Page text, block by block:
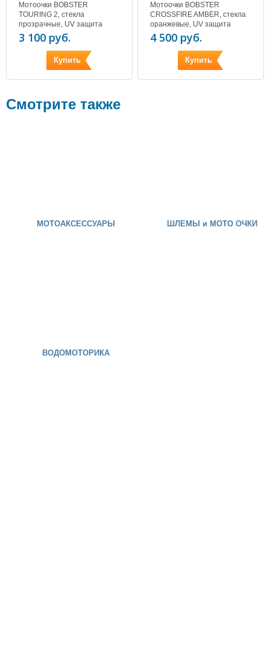
Мотоочки BOBSTER
TOURING 2, стекла
прозрачные, UV защита
3 100 руб.
Купить
Мотоочки BOBSTER
CROSSFIRE AMBER, стекла
оранжевые, UV защита
4 500 руб.
Купить
Смотрите также
МОТОАКСЕССУАРЫ ШЛЕМЫ и МОТО ОЧКИ
ВОДОМОТОРИКА